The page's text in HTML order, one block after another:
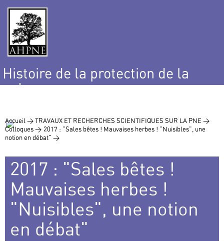
Histoire de la protection de la
nature
Accueil >TRAVAUX ET RECHERCHES SCIENTIFIQUES SUR LA PNE >
Colloques > 2017 : "Sales bêtes ! Mauvaises herbes ! "Nuisibles", une
notion en débat" >
2017 : "Sales bêtes !
Mauvaises herbes !
"Nuisibles", une notion
en débat"